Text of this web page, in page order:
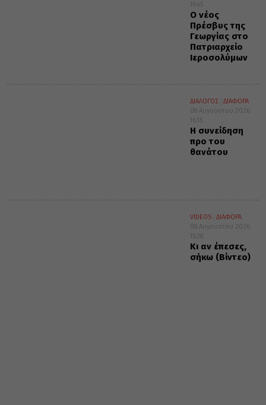
16:45
Ο νέος
Πρέσβυς της
Γεωργίας στο
Πατριαρχείο
Ιεροσολύμων
ΔΙΑΛΟΓΟΣ
ΔΙΑΦΟΡΑ
08 Αυγούστου 2026
16:15
Η συνείδηση
προ του
θανάτου
VIDEOS
ΔΙΑΦΟΡΑ
08 Αυγούστου 2026
15:28
Κι αν έπεσες,
σήκω (Βίντεο)